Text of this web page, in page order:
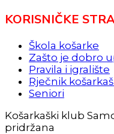
KORISNIČKE
Škola košarke
Zašto je dobro
Pravila i igralište
Rječnik
Seniori
Košarkaški klub
pridržana